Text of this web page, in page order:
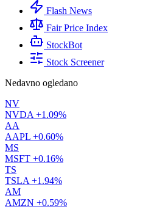
Flash News
Fair Price Index
StockBot
Stock Screener
Nedavno ogledano
NV
NVDA +1.09%
AA
AAPL +0.60%
MS
MSFT +0.16%
TS
TSLA +1.94%
AM
AMZN +0.59%